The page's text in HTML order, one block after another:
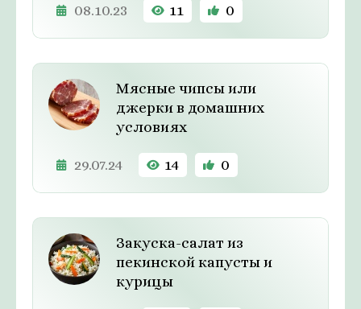
08.10.23 11 0
Мясные чипсы или
джерки в домашних
условиях
29.07.24 14 0
Закуска-салат из
пекинской капусты и
курицы